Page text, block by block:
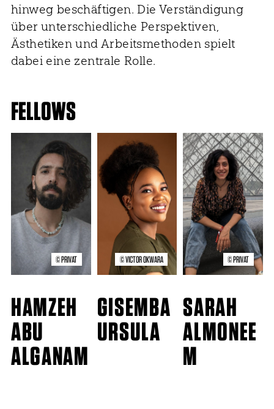
hinweg beschäftigen. Die Verständigung
über unterschiedliche Perspektiven,
Ästhetiken und Arbeitsmethoden spielt
dabei eine zentrale Rolle.
FELLOWS
© PRIVAT
HAMZEH
ABU
ALGANAM
© VICTOR OKWARA
GISEMBA
URSULA
© PRIVAT
SARAH
ALMONEE
M